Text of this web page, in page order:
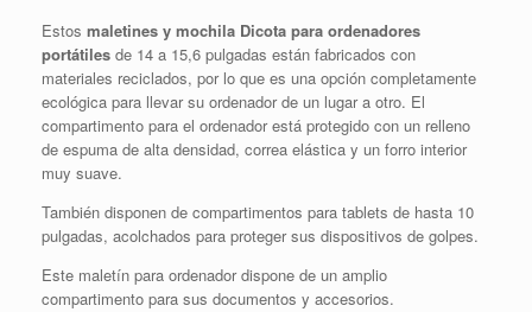
Estos maletines y mochila Dicota para ordenadores
portátiles de 14 a 15,6 pulgadas están fabricados con
materiales reciclados, por lo que es una opción completamente
ecológica para llevar su ordenador de un lugar a otro. El
compartimento para el ordenador está protegido con un relleno
de espuma de alta densidad, correa elástica y un forro interior
muy suave.
También disponen de compartimentos para tablets de hasta 10
pulgadas, acolchados para proteger sus dispositivos de golpes.
Este maletín para ordenador dispone de un amplio
compartimento para sus documentos y accesorios.